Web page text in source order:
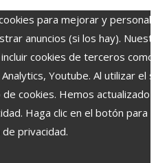
para mejorar y
anuncios (si los hay).
cookies de terceros como
Youtube. Al utilizar el
cookies. Hemos actualizado
Haga clic en el botón para
privacidad.